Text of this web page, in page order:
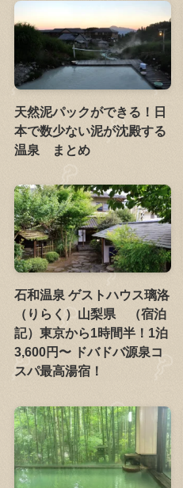
天然泥パックができる！日
本で数少ない泥が沈殿する
温泉 まとめ
石和温泉 ゲストハウス璃洛
（りらく）山梨県 （宿泊
記）東京から1時間半！1泊
3,600円〜 ドバドバ源泉コ
スパ最高湯宿！